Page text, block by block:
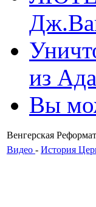
из
Вы
Венгерская
Видео - История